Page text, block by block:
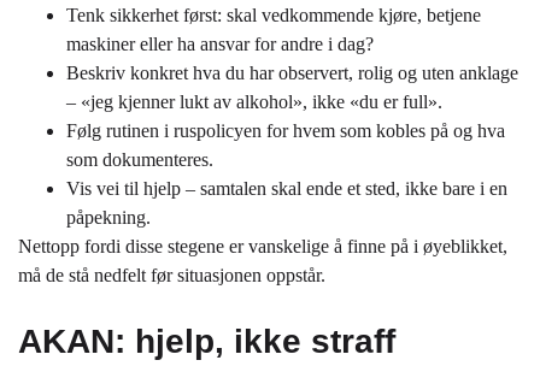
Tenk sikkerhet først: skal vedkommende kjøre, betjene
maskiner eller ha ansvar for andre i dag?
Beskriv konkret hva du har observert, rolig og uten anklage
– «jeg kjenner lukt av alkohol», ikke «du er full».
Følg rutinen i ruspolicyen for hvem som kobles på og hva
som dokumenteres.
Vis vei til hjelp – samtalen skal ende et sted, ikke bare i en
påpekning.
Nettopp fordi disse stegene er vanskelige å finne på i øyeblikket,
må de stå nedfelt før situasjonen oppstår.
AKAN: hjelp, ikke straff